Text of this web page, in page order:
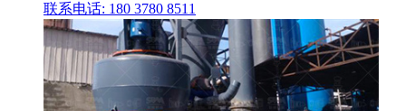
联系电话: 180 3780 8511